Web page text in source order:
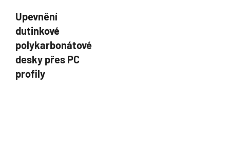
Upevnění
dutinkové
polykarbonátové
desky přes PC
profily